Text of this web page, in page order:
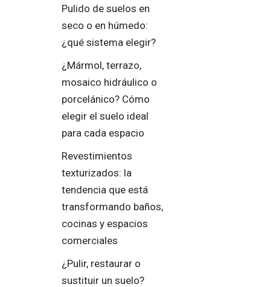
Pulido de suelos en
seco o en húmedo:
¿qué sistema elegir?
¿Mármol, terrazo,
mosaico hidráulico o
porcelánico? Cómo
elegir el suelo ideal
para cada espacio
Revestimientos
texturizados: la
tendencia que está
transformando baños,
cocinas y espacios
comerciales
¿Pulir, restaurar o
sustituir un suelo?